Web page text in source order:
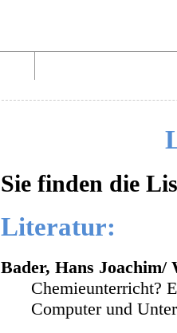
Sie finden die
Literatur:
Bader, Hans Joachim/
Chemieunterricht?
Computer und